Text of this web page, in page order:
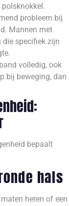
probleem bij
Mannen met
die specifiek zijn
volledig, ook
bij beweging, dan
bepaalt
hals
heren of een